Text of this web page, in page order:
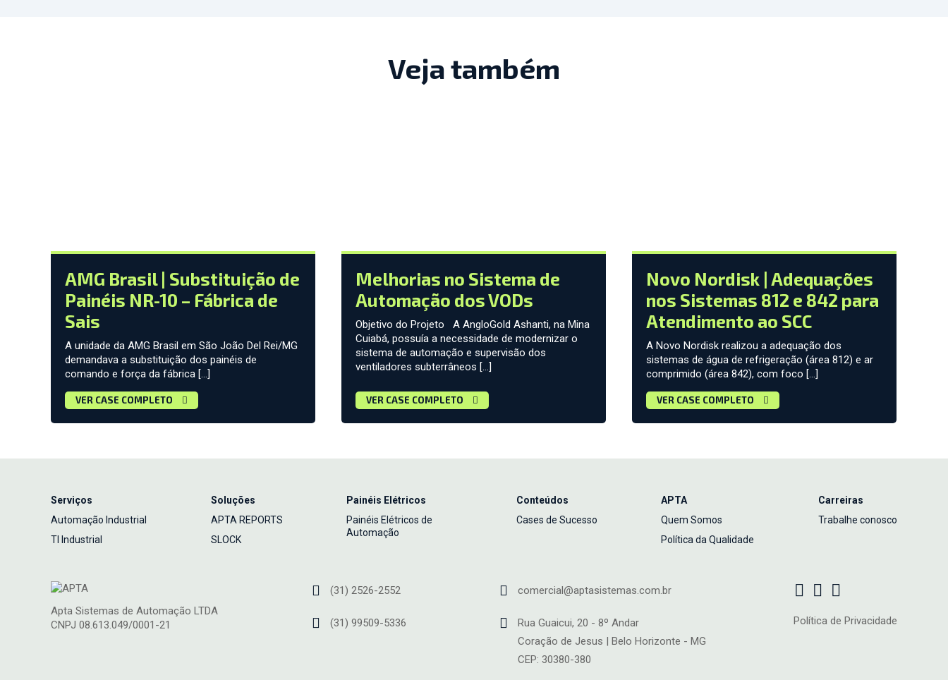
Veja também
AMG Brasil | Substituição de
Painéis NR-10 – Fábrica de
Sais
A unidade da AMG Brasil em São João Del Rei/MG
demandava a substituição dos painéis de
comando e força da fábrica […]
VER CASE COMPLETO
Melhorias no Sistema de
Automação dos VODs
Objetivo do Projeto A AngloGold Ashanti, na Mina
Cuiabá, possuía a necessidade de modernizar o
sistema de automação e supervisão dos
ventiladores subterrâneos […]
VER CASE COMPLETO
Novo Nordisk | Adequações
nos Sistemas 812 e 842 para
Atendimento ao SCC
A Novo Nordisk realizou a adequação dos
sistemas de água de refrigeração (área 812) e ar
comprimido (área 842), com foco […]
VER CASE COMPLETO
Serviços
Automação Industrial
TI Industrial
Soluções
APTA REPORTS
SLOCK
Painéis Elétricos
Painéis Elétricos de
Automação
Conteúdos
Cases de Sucesso
APTA
Quem Somos
Política da Qualidade
Carreiras
Trabalhe conosco
Apta Sistemas de Automação LTDA
CNPJ 08.613.049/0001-21
(31) 2526-2552
(31) 99509-5336
comercial@aptasistemas.com.br
Rua Guaicui, 20 - 8º Andar
Coração de Jesus | Belo Horizonte - MG
CEP: 30380-380
Política de Privacidade